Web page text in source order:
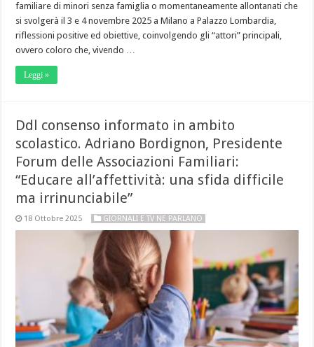
familiare di minori senza famiglia o momentaneamente allontanati che
si svolgerà il 3 e 4 novembre 2025 a Milano a Palazzo Lombardia,
riflessioni positive ed obiettive, coinvolgendo gli “attori” principali,
ovvero coloro che, vivendo …
Leggi »
Ddl consenso informato in ambito
scolastico. Adriano Bordignon, Presidente
Forum delle Associazioni Familiari:
“Educare all’affettività: una sfida difficile
ma irrinunciabile”
18 Ottobre 2025 GIORNALI E TV NE PARLANO